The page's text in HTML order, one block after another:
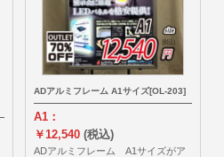
ADアルミフレーム A1サイズ[OL-203]
A1：
￥12,540 (税込)
ADアルミフレーム A1サイズがア